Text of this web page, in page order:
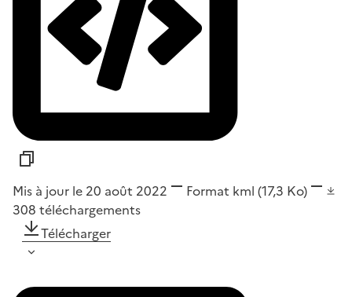
Mis à jour le 20 août 2022 Format kml (17,3 Ko)
308 téléchargements
Télécharger